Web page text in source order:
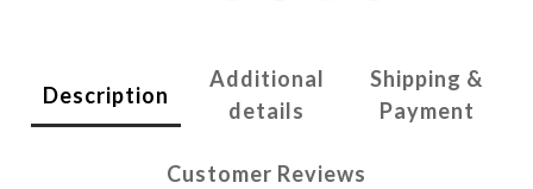
Description
Additional
details
Shipping &
Payment
Customer Reviews